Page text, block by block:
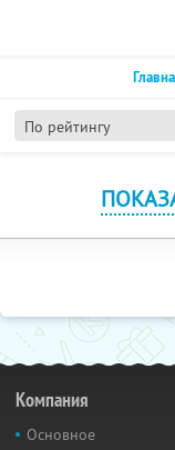
По рейтингу
Компания
Основное